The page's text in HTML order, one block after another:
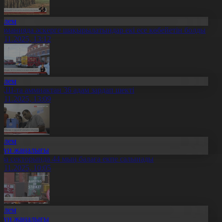
әскерге шақырылатындар екі есе көбейетін болды
13:12
та аммиактан 36 адам зардап шекті
13:09
жаңалығы
секторында 44 мың балаға екпе салынады
10:05
жаңалығы